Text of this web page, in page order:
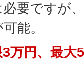
必要ですが
能。
万円、最大